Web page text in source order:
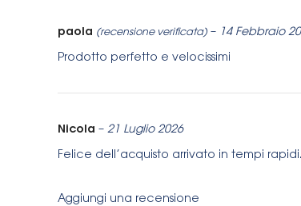
paola (recensione verificata) – 14 Febbraio
Prodotto perfetto e velocissimi
Nicola – 21 Luglio 2026
Felice dell’acquisto arrivato in tempi
Aggiungi una recensione